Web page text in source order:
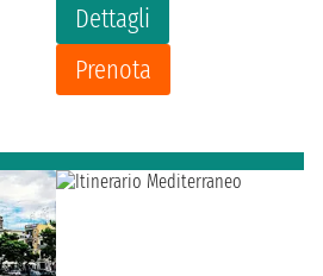
Dettagli
Prenota